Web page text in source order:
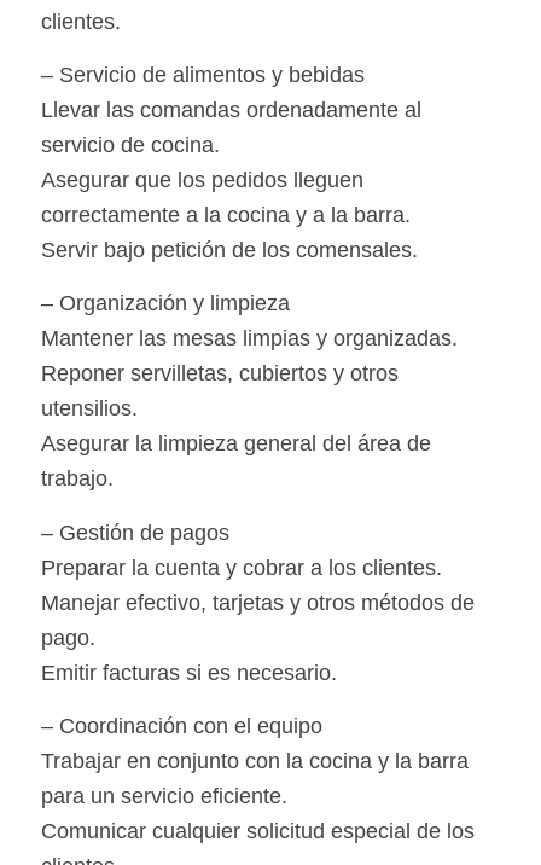
clientes.
– Servicio de alimentos y bebidas
Llevar las comandas ordenadamente al
servicio de cocina.
Asegurar que los pedidos lleguen
correctamente a la cocina y a la barra.
Servir bajo petición de los comensales.
– Organización y limpieza
Mantener las mesas limpias y organizadas.
Reponer servilletas, cubiertos y otros
utensilios.
Asegurar la limpieza general del área de
trabajo.
– Gestión de pagos
Preparar la cuenta y cobrar a los clientes.
Manejar efectivo, tarjetas y otros métodos de
pago.
Emitir facturas si es necesario.
– Coordinación con el equipo
Trabajar en conjunto con la cocina y la barra
para un servicio eficiente.
Comunicar cualquier solicitud especial de los